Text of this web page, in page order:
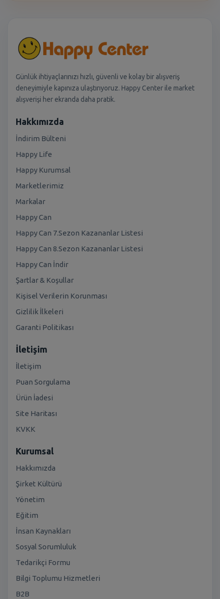
Günlük ihtiyaçlarınızı hızlı, güvenli ve kolay bir alışveriş
deneyimiyle kapınıza ulaştırıyoruz. Happy Center ile market
alışverişi her ekranda daha pratik.
Hakkımızda
İndirim Bülteni
Happy Life
Happy Kurumsal
Marketlerimiz
Markalar
Happy Can
Happy Can 7.Sezon Kazananlar Listesi
Happy Can 8.Sezon Kazananlar Listesi
Happy Can İndir
Şartlar & Koşullar
Kişisel Verilerin Korunması
Gizlilik İlkeleri
Garanti Politikası
İletişim
İletişim
Puan Sorgulama
Ürün İadesi
Site Haritası
KVKK
Kurumsal
Hakkımızda
Şirket Kültürü
Yönetim
Eğitim
İnsan Kaynakları
Sosyal Sorumluluk
Tedarikçi Formu
Bilgi Toplumu Hizmetleri
B2B